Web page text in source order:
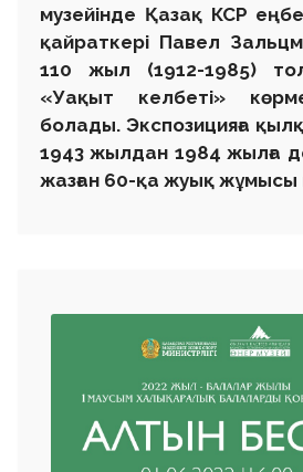
музейінде Қазақ КСР
қайраткері Павел
110 жыл (1912-1985)
«Уақыт келбеті»
болады. Экспозицияға
1943 жылдан 1984 жылға
жазған 60-қа жуық жұмысы